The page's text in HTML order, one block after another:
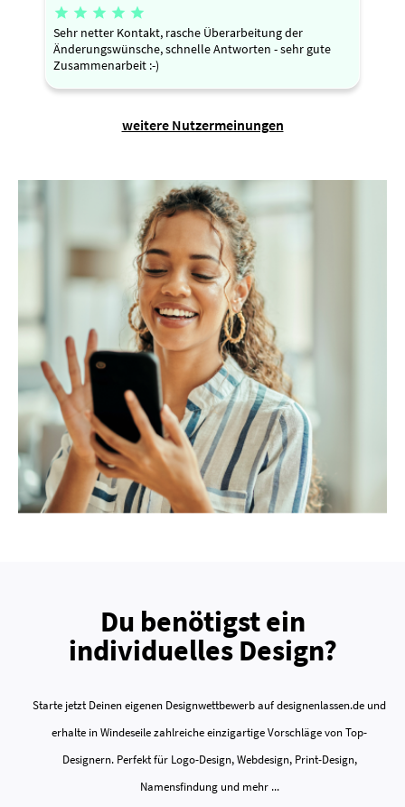
    
Sehr netter Kontakt, rasche Überarbeitung der
Änderungswünsche, schnelle Antworten - sehr gute
Zusammenarbeit :-)
weitere Nutzermeinungen
Du benötigst ein
individuelles Design?
Starte jetzt Deinen eigenen Designwettbewerb auf designenlassen.de und
erhalte in Windeseile zahlreiche einzigartige Vorschläge von Top-
Designern. Perfekt für Logo-Design, Webdesign, Print-Design,
Namensfindung und mehr ...